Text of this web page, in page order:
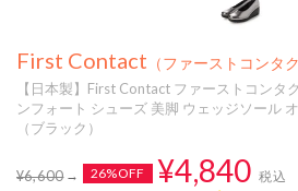
First Contact （ファーストコンタク
【日本製】First Contact ファーストコンタ
ンフォート シューズ 美脚 ウェッジソール
（ブラック）
¥6,600 26%OFF ¥4,840 税込